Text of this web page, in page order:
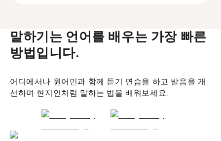
말하기는 언어를 배우는 가장 빠른
방법입니다.
어디에서나 원어민과 함께 듣기 연습을 하고 발음을 개
선하며 현지인처럼 말하는 법을 배워보세요.